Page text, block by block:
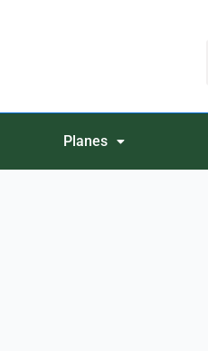
Planes